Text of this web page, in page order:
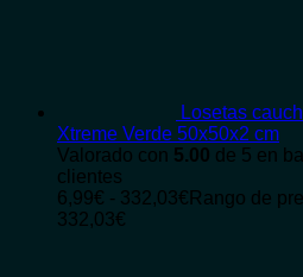
Losetas
Xtreme Verde 50x50x2 cm
Valorado con 5.00 de 5 en
clientes
6,99€ - 332,03€ Rango de
332,03€